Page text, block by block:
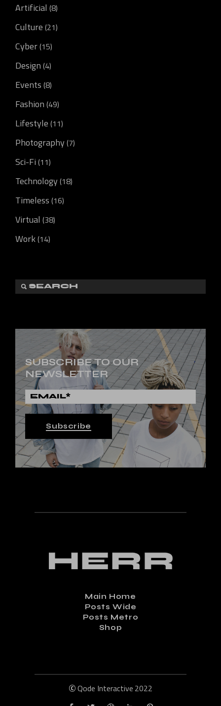
Artificial (8)
Culture (21)
Cyber(15)
Design (4)
Events (8)
Fashion (49)
Lifestyle (11)
Photography (7)
Sci-Fi (11)
Technology (18)
Timeless (16)
Virtual (38)
Work(14)
SUBSCRIBE TO OUR
NEWSLETTER
Subscribe
Main Home
Posts Wide
Posts Metro
Shop
©Qode Interactive 2022